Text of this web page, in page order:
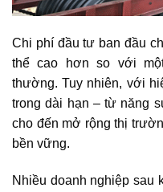
Chi phí đầu tư ban đầu
thể cao hơn so với
thường. Tuy nhiên, với
trong dài hạn – từ năng
cho đến mở rộng thị
bền vững.
Nhiều doanh nghiệp sau